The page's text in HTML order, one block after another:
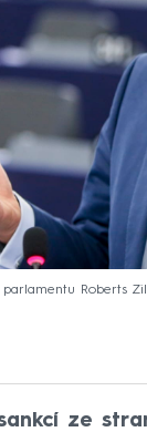
parlamentu Roberts
ze